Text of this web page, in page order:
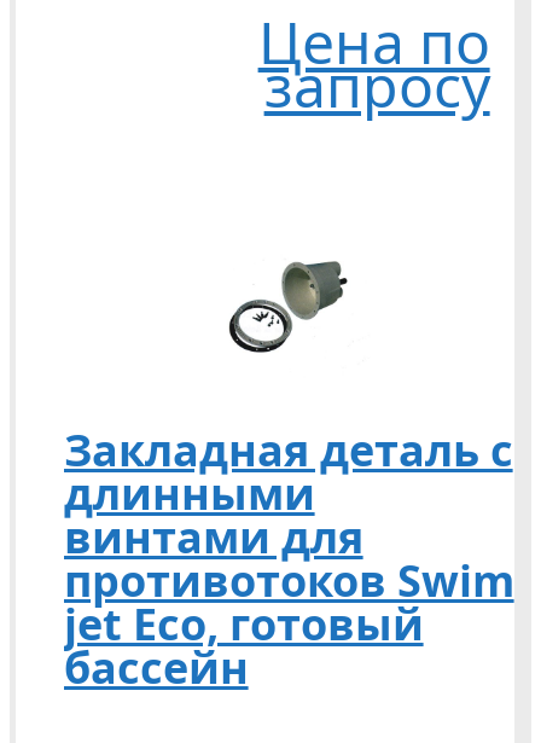
Цена по
запросу
Закладная деталь с
длинными
винтами для
противотоков Swim
jet Eco, готовый
бассейн